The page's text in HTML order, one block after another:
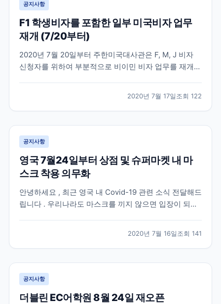
공지사항
F1 학생비자를 포함한 일부 미국비자 업무
재개 (7/20부터)
2020년 7월 20일부터 주한미국대사관은 F, M, J 비자
신청자를 위하여 부분적으로 비이민 비자 업무를 재개한
신청자가 단시간에 많이 몰릴 것으로 예상이 됩니다. 미
국 대사관에서도 발급 절차가 진행되지 못한 수...
2020년 7월 17일조회 122
공지사항
영국 7월24일부터 상점 및 슈퍼마켓 내 마
스크 착용 의무화
안녕하세요 , 최근 영국 내 Covid-19 관련 소식 전달해드
립니다 . 우리나라도 마스크를 끼지 않으면 입장이 되지
화 된다고 합니다 . 지난 5 월 중순에는 퍼블릭 공간에서
face coverin...
2020년 7월 16일조회 141
공지사항
더블린 EC어학원 8월 24일 재오픈